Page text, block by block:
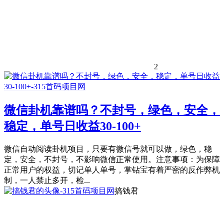
2
微信卦机靠谱吗？不封号，绿色，安全，
稳定，单号日收益30-100+
微信自动阅读卦机项目，只要有微信号就可以做，绿色，稳
定，安全，不封号，不影响微信正常使用。注意事项：为保障
正常用户的权益，切记单人单号，掌钻宝有着严密的反作弊机
制，一人禁止多开，检...
搞钱君